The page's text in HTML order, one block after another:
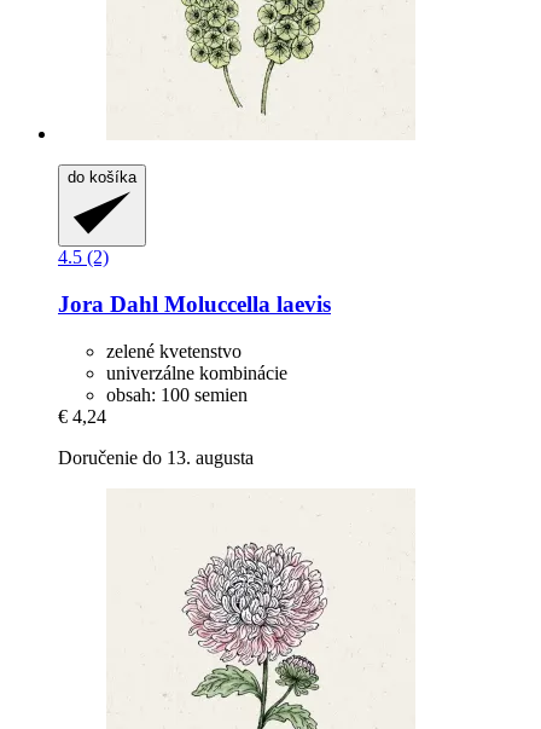
do košíka
4.5 (2)
Jora Dahl Moluccella laevis
zelené kvetenstvo
univerzálne kombinácie
obsah: 100 semien
€ 4,24
Doručenie do 13. augusta